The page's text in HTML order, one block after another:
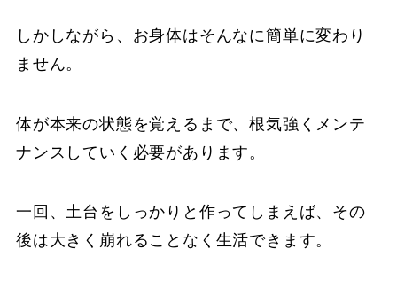
しかしながら、お身体はそんなに簡単に変わり
ません。
体が本来の状態を覚えるまで、根気強くメンテ
ナンスしていく必要があります。
一回、土台をしっかりと作ってしまえば、その
後は大きく崩れることなく生活できます。